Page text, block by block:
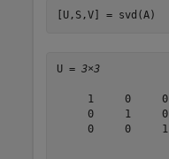
[U,S,V] = svd(A)
U = 3×3
     1     0     0
     0     1     0
     0     0     1